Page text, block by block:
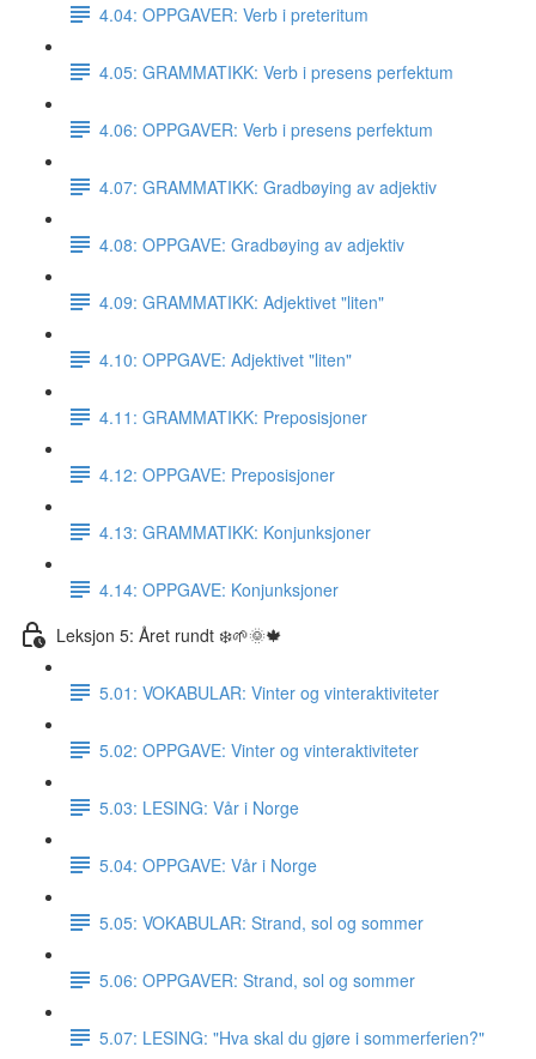
4.04: OPPGAVER: Verb i preteritum
4.05: GRAMMATIKK: Verb i presens perfektum
4.06: OPPGAVER: Verb i presens perfektum
4.07: GRAMMATIKK: Gradbøying av adjektiv
4.08: OPPGAVE: Gradbøying av adjektiv
4.09: GRAMMATIKK: Adjektivet "liten"
4.10: OPPGAVE: Adjektivet "liten"
4.11: GRAMMATIKK: Preposisjoner
4.12: OPPGAVE: Preposisjoner
4.13: GRAMMATIKK: Konjunksjoner
4.14: OPPGAVE: Konjunksjoner
Leksjon 5: Året rundt ❄️🌱🌞🍁
5.01: VOKABULAR: Vinter og vinteraktiviteter
5.02: OPPGAVE: Vinter og vinteraktiviteter
5.03: LESING: Vår i Norge
5.04: OPPGAVE: Vår i Norge
5.05: VOKABULAR: Strand, sol og sommer
5.06: OPPGAVER: Strand, sol og sommer
5.07: LESING: "Hva skal du gjøre i sommerferien?"